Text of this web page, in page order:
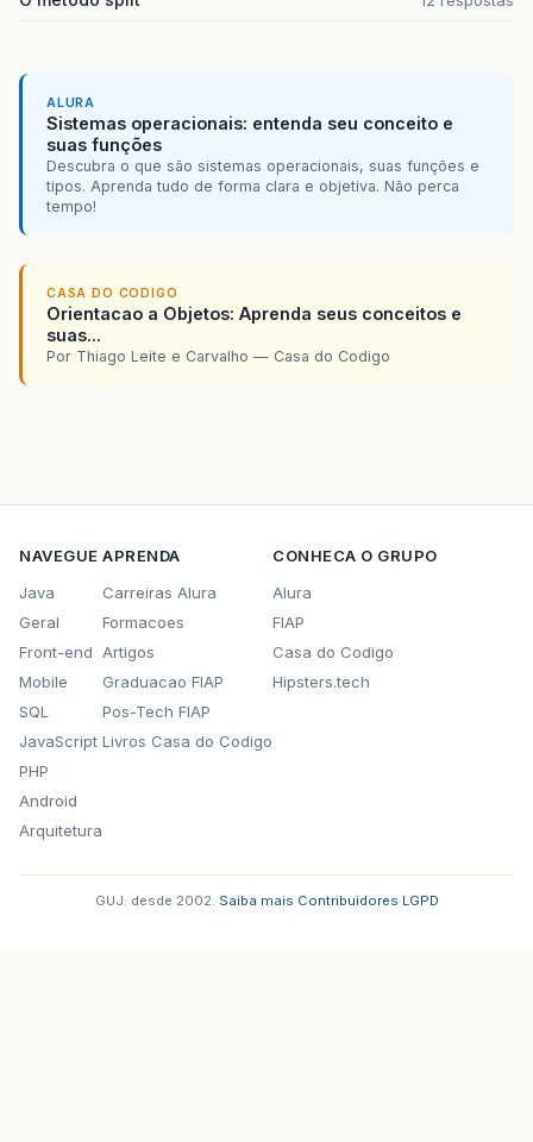
ALURA
Sistemas operacionais: entenda seu conceito e
suas funções
Descubra o que são sistemas operacionais, suas funções e
tipos. Aprenda tudo de forma clara e objetiva. Não perca
tempo!
CASA DO CODIGO
Orientacao a Objetos: Aprenda seus conceitos e
suas...
Por Thiago Leite e Carvalho — Casa do Codigo
NAVEGUE
Java
Geral
Front-end
Mobile
SQL
JavaScript
PHP
Android
Arquitetura
APRENDA
Carreiras Alura
Formacoes
Artigos
Graduacao FIAP
Pos-Tech FIAP
Livros Casa do Codigo
CONHECA O GRUPO
Alura
FIAP
Casa do Codigo
Hipsters.tech
GUJ: desde 2002. Saiba mais Contribuidores LGPD